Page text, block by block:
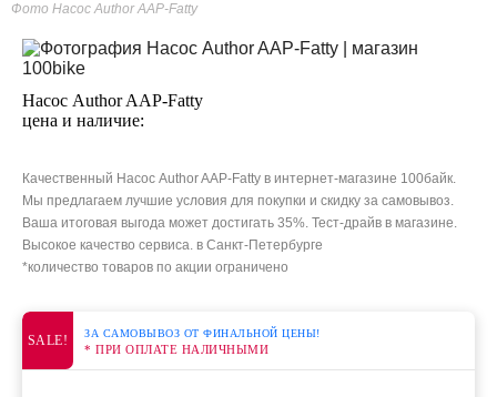
Фото Насос Author AAP-Fatty
Насос Author AAP-Fatty
цена и наличие:
Качественный Насос Author AAP-Fatty в интернет-магазине 100байк.
Мы предлагаем лучшие условия для покупки и скидку за самовывоз.
Ваша итоговая выгода может достигать 35%. Тест-драйв в магазине.
Высокое качество сервиса. в Санкт-Петербурге
*количество товаров по акции ограничено
SALE! ЗА САМОВЫВОЗ ОТ ФИНАЛЬНОЙ ЦЕНЫ!
* ПРИ ОПЛАТЕ НАЛИЧНЫМИ